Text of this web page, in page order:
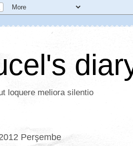
loquere meliora silentio
Perşembe